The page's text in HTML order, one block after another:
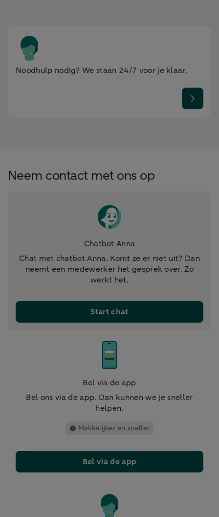
Noodhulp nodig? We staan 24/7 voor je klaar.
Neem contact met ons op
Chatbot Anna
Chat met chatbot Anna. Komt ze er niet uit? Dan
neemt een medewerker het gesprek over. Zo
werkt het.
Start chat
Bel via de app
Bel ons via de app. Dan kunnen we je sneller
helpen.
Makkelijker en sneller
Bel via de app